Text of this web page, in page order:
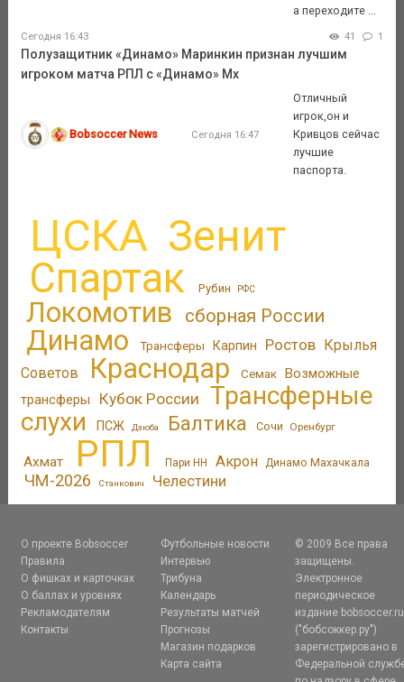
а переходите ...
Сегодня 16:43 41 1
Полузащитник «Динамо» Маринкин признан лучшим
игроком матча РПЛ с «Динамо» Мх
Bobsoccer News Сегодня 16:47
Отличный
игрок,он и
Кривцов сейчас
лучшие
паспорта.
ЦСКА Зенит
Спартак Рубин РФС
Локомотив сборная России
Динамо Трансферы Карпин Ростов Крылья
Советов
Краснодар Семак Возможные
трансферы
Кубок России
Трансферные
слухи
ПСЖ Дзюба Балтика Сочи Оренбург
Ахмат РПЛ Пари НН Акрон Динамо Махачкала
ЧМ-2026 Станкович Челестини
О проекте Bobsoccer
Правила
О фишках и карточках
О баллах и уровнях
Рекламодателям
Контакты
Футбольные новости
Интервью
Трибуна
Календарь
Результаты матчей
Прогнозы
Магазин подарков
Карта сайта
© 2009 Все права
защищены.
Электронное
периодическое
издание bobsoccer.ru
("бобсоккер.ру")
зарегистрировано в
Федеральной